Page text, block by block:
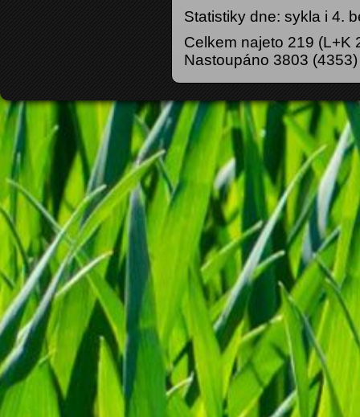
Statistiky dne: sykla i 4.
Celkem najeto 219 (L+K
Nastoupáno 3803